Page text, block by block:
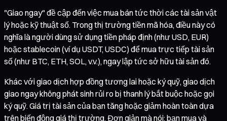
"Giao ngay" đề cập đến việc mua bán tức thời các tài sản vật
lý hoặc kỹ thuật số. Trong thị trường tiền mã hóa, điều này có
nghĩa là người dùng sử dụng tiền pháp định (như USD, EUR)
hoặc stablecoin (ví dụ USDT, USDC) để mua trực tiếp tài sản
số (như BTC, ETH, SOL, v.v.), ngay lập tức sở hữu tài sản đó.
Khác với giao dịch hợp đồng tương lai hoặc ký quỹ, giao dịch
giao ngay không phát sinh rủi ro bị thanh lý bắt buộc hoặc gọi
ký quỹ. Giá trị tài sản của bạn tăng hoặc giảm hoàn toàn dựa
trên biến động giá thị trường. Đơn giản mà nói: bạn mua và